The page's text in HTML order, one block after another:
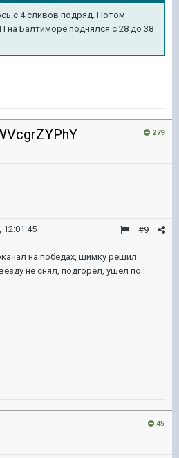
с 4 сливов подряд. Потом
на Балтиморе поднялся с 28 до 38
279
#9
12:01:45
на победах, шимку решил
не снял, подгорел, ушел по
45